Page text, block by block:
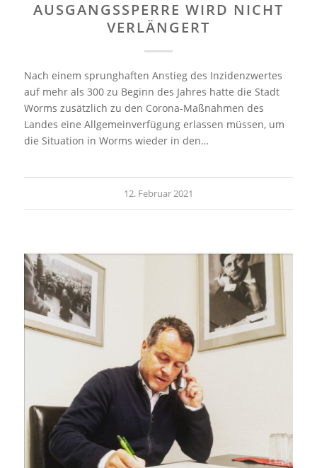
AUSGANGSSPERRE WIRD NICHT
VERLÄNGERT
Nach einem sprunghaften Anstieg des Inzidenzwertes
auf mehr als 300 zu Beginn des Jahres hatte die Stadt
Worms zusätzlich zu den Corona-Maßnahmen des
Landes eine Allgemeinverfügung erlassen müssen, um
die Situation in Worms wieder in den…
12. Februar 2021